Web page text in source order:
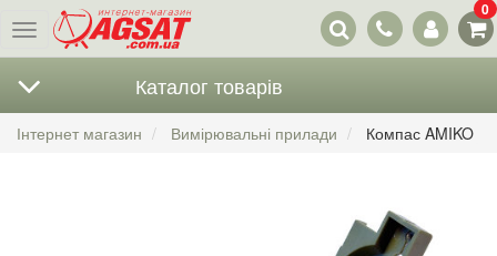
Меню
Наші
контакти
0
Каталог товарів
Інтернет магазин Вимірювальні прилади Компас AMIKO